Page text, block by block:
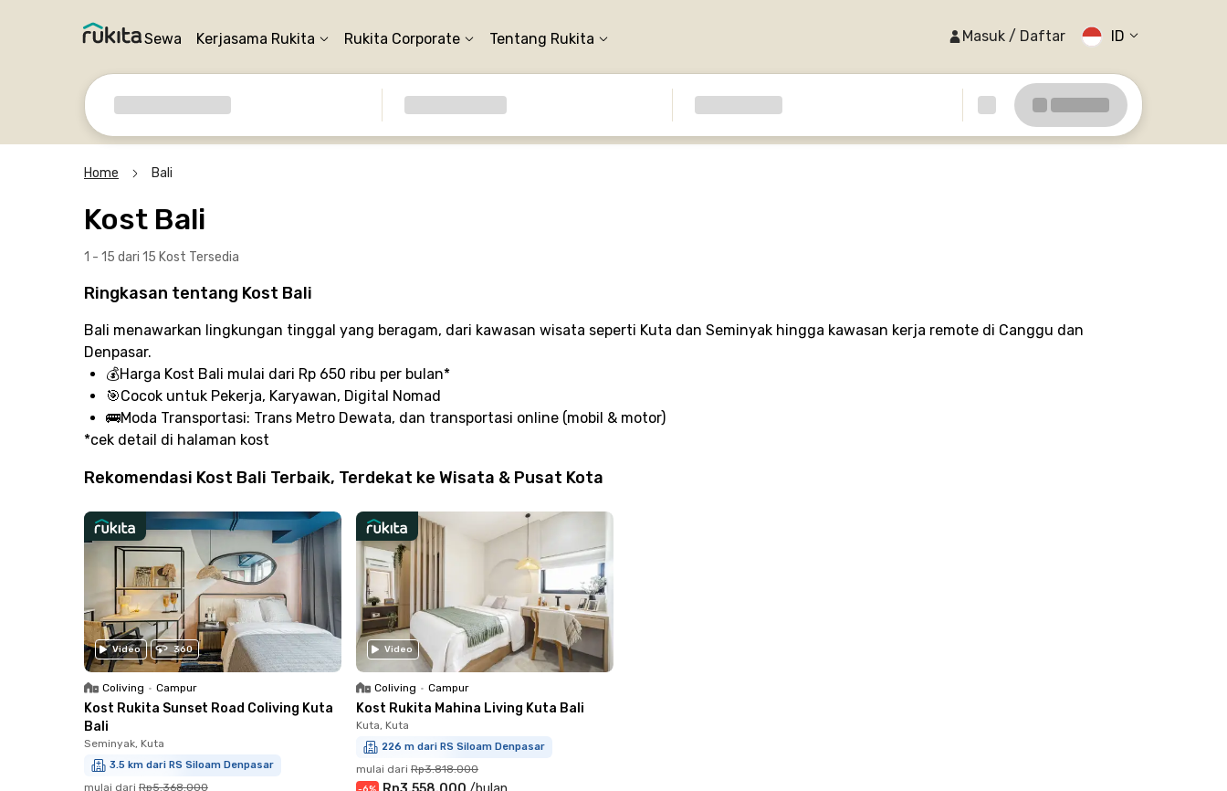
Sewa Kerjasama Rukita Rukita Corporate Tentang Rukita Masuk / Daftar ID
Home Bali
Kost Bali
1 - 15 dari 15 Kost Tersedia
Ringkasan tentang Kost Bali
Bali menawarkan lingkungan tinggal yang beragam, dari kawasan wisata seperti Kuta dan Seminyak hingga kawasan kerja remote di Canggu dan
Denpasar.
💰Harga Kost Bali mulai dari Rp 650 ribu per bulan*
🎯Cocok untuk Pekerja, Karyawan, Digital Nomad
🚌Moda Transportasi: Trans Metro Dewata, dan transportasi online (mobil & motor)
*cek detail di halaman kost
Rekomendasi Kost Bali Terbaik, Terdekat ke Wisata & Pusat Kota
Video 360
Coliving • Campur
Kost Rukita Sunset Road Coliving Kuta
Bali
Seminyak, Kuta
3.5 km dari RS Siloam Denpasar
mulai dari Rp5.368.000
Video
Coliving • Campur
Kost Rukita Mahina Living Kuta Bali
Kuta, Kuta
226 m dari RS Siloam Denpasar
mulai dari Rp3.818.000